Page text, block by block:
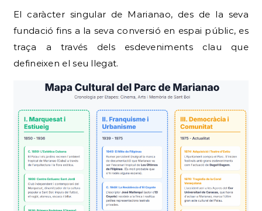
El caràcter singular de Marianao, des de la seva
fundació fins a la seva conversió en espai públic, es
traça a través dels esdeveniments clau que
defineixen el seu llegat.